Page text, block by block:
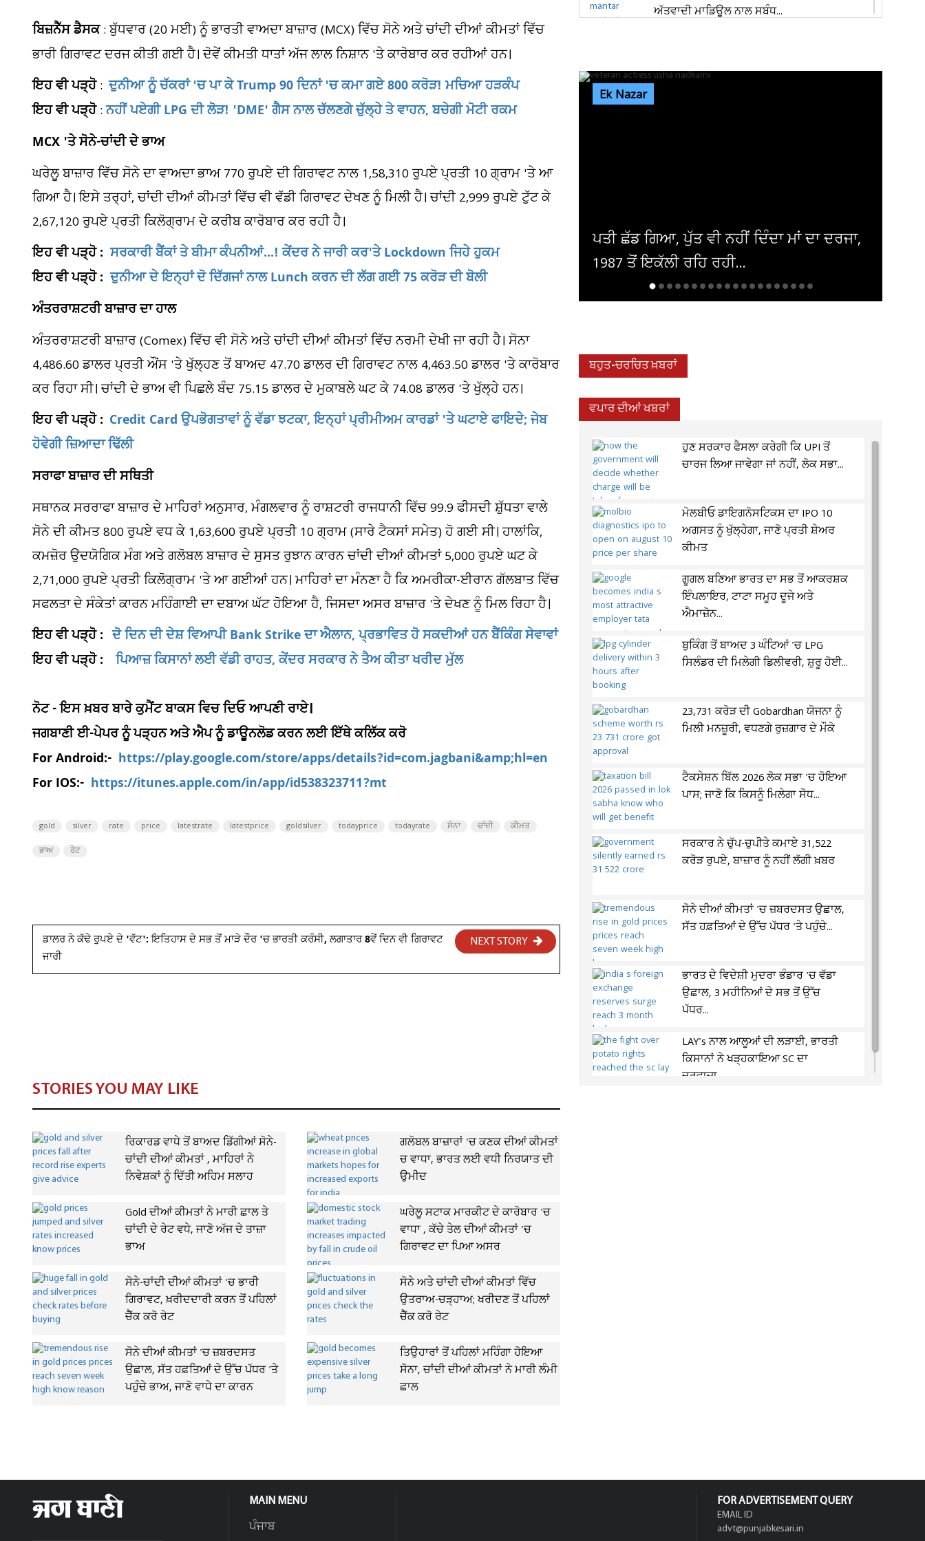
ਬਿਜ਼ਨੈੱਸ ਡੈਸਕ: ਬੁੱਧਵਾਰ (20 ਮਈ) ਨੂੰ ਭਾਰਤੀ ਵਾਅਦਾ ਬਾਜ਼ਾਰ (MCX) ਵਿੱਚ ਸੋਨੇ ਅਤੇ ਚਾਂਦੀ ਦੀਆਂ ਕੀਮਤਾਂ ਵਿੱਚ
ਭਾਰੀ ਗਿਰਾਵਟ ਦਰਜ ਕੀਤੀ ਗਈ ਹੈ। ਦੋਵੇਂ ਕੀਮਤੀ ਧਾਤਾਂ ਅੱਜ ਲਾਲ ਨਿਸ਼ਾਨ 'ਤੇ ਕਾਰੋਬਾਰ ਕਰ ਰਹੀਆਂ ਹਨ।
ਇਹ ਵੀ ਪੜ੍ਹੋ:ਦੁਨੀਆ ਨੂੰ ਚੱਕਰਾਂ 'ਚ ਪਾ ਕੇ Trump 90 ਦਿਨਾਂ 'ਚ ਕਮਾ ਗਏ 800 ਕਰੋੜ! ਮਚਿਆ ਹੜਕੰਪ
ਇਹ ਵੀ ਪੜ੍ਹੋ:ਨਹੀਂ ਪਏਗੀ LPG ਦੀ ਲੋੜ! 'DME' ਗੈਸ ਨਾਲ ਚੱਲਣਗੇ ਚੁੱਲ੍ਹੇ ਤੇ ਵਾਹਨ, ਬਚੇਗੀ ਮੋਟੀ ਰਕਮ
MCX 'ਤੇ ਸੋਨੇ-ਚਾਂਦੀ ਦੇ ਭਾਅ
ਘਰੇਲੂ ਬਾਜ਼ਾਰ ਵਿੱਚ ਸੋਨੇ ਦਾ ਵਾਅਦਾ ਭਾਅ 770 ਰੁਪਏ ਦੀ ਗਿਰਾਵਟ ਨਾਲ 1,58,310 ਰੁਪਏ ਪ੍ਰਤੀ 10 ਗ੍ਰਾਮ 'ਤੇ ਆ
ਗਿਆ ਹੈ। ਇਸੇ ਤਰ੍ਹਾਂ, ਚਾਂਦੀ ਦੀਆਂ ਕੀਮਤਾਂ ਵਿੱਚ ਵੀ ਵੱਡੀ ਗਿਰਾਵਟ ਦੇਖਣ ਨੂੰ ਮਿਲੀ ਹੈ। ਚਾਂਦੀ 2,999 ਰੁਪਏ ਟੁੱਟ ਕੇ
2,67,120 ਰੁਪਏ ਪ੍ਰਤੀ ਕਿਲੋਗ੍ਰਾਮ ਦੇ ਕਰੀਬ ਕਾਰੋਬਾਰ ਕਰ ਰਹੀ ਹੈ।
ਇਹ ਵੀ ਪੜ੍ਹੋ :ਸਰਕਾਰੀ ਬੈਂਕਾਂ ਤੇ ਬੀਮਾ ਕੰਪਨੀਆਂ...! ਕੇਂਦਰ ਨੇ ਜਾਰੀ ਕਰ'ਤੇ Lockdown ਜਿਹੇ ਹੁਕਮ
ਇਹ ਵੀ ਪੜ੍ਹੋ :ਦੁਨੀਆ ਦੇ ਇਨ੍ਹਾਂ ਦੋ ਦਿੱਗਜਾਂ ਨਾਲ Lunch ਕਰਨ ਦੀ ਲੱਗ ਗਈ 75 ਕਰੋੜ ਦੀ ਬੋਲੀ
ਅੰਤਰਰਾਸ਼ਟਰੀ ਬਾਜ਼ਾਰ ਦਾ ਹਾਲ
ਅੰਤਰਰਾਸ਼ਟਰੀ ਬਾਜ਼ਾਰ (Comex) ਵਿੱਚ ਵੀ ਸੋਨੇ ਅਤੇ ਚਾਂਦੀ ਦੀਆਂ ਕੀਮਤਾਂ ਵਿੱਚ ਨਰਮੀ ਦੇਖੀ ਜਾ ਰਹੀ ਹੈ। ਸੋਨਾ
4,486.60 ਡਾਲਰ ਪ੍ਰਤੀ ਔਂਸ 'ਤੇ ਖੁੱਲ੍ਹਣ ਤੋਂ ਬਾਅਦ 47.70 ਡਾਲਰ ਦੀ ਗਿਰਾਵਟ ਨਾਲ 4,463.50 ਡਾਲਰ 'ਤੇ ਕਾਰੋਬਾਰ
ਕਰ ਰਿਹਾ ਸੀ। ਚਾਂਦੀ ਦੇ ਭਾਅ ਵੀ ਪਿਛਲੇ ਬੰਦ 75.15 ਡਾਲਰ ਦੇ ਮੁਕਾਬਲੇ ਘਟ ਕੇ 74.08 ਡਾਲਰ 'ਤੇ ਖੁੱਲ੍ਹੇ ਹਨ।
ਇਹ ਵੀ ਪੜ੍ਹੋ : Credit Card ਉਪਭੋਗਤਾਵਾਂ ਨੂੰ ਵੱਡਾ ਝਟਕਾ, ਇਨ੍ਹਾਂ ਪ੍ਰੀਮੀਅਮ ਕਾਰਡਾਂ 'ਤੇ ਘਟਾਏ ਫਾਇਦੇ; ਜੇਬ
ਹੋਵੇਗੀ ਜ਼ਿਆਦਾ ਢਿੱਲੀ
ਸਰਾਫਾ ਬਾਜ਼ਾਰ ਦੀ ਸਥਿਤੀ
ਸਥਾਨਕ ਸਰਰਾਫਾ ਬਾਜ਼ਾਰ ਦੇ ਮਾਹਿਰਾਂ ਅਨੁਸਾਰ, ਮੰਗਲਵਾਰ ਨੂੰ ਰਾਸ਼ਟਰੀ ਰਾਜਧਾਨੀ ਵਿੱਚ 99.9 ਫੀਸਦੀ ਸ਼ੁੱਧਤਾ ਵਾਲੇ
ਸੋਨੇ ਦੀ ਕੀਮਤ 800 ਰੁਪਏ ਵਧ ਕੇ 1,63,600 ਰੁਪਏ ਪ੍ਰਤੀ 10 ਗ੍ਰਾਮ (ਸਾਰੇ ਟੈਕਸਾਂ ਸਮੇਤ) ਹੋ ਗਈ ਸੀ। ਹਾਲਾਂਕਿ,
ਕਮਜ਼ੋਰ ਉਦਯੋਗਿਕ ਮੰਗ ਅਤੇ ਗਲੋਬਲ ਬਾਜ਼ਾਰ ਦੇ ਸੁਸਤ ਰੁਝਾਨ ਕਾਰਨ ਚਾਂਦੀ ਦੀਆਂ ਕੀਮਤਾਂ 5,000 ਰੁਪਏ ਘਟ ਕੇ
2,71,000 ਰੁਪਏ ਪ੍ਰਤੀ ਕਿਲੋਗ੍ਰਾਮ 'ਤੇ ਆ ਗਈਆਂ ਹਨ। ਮਾਹਿਰਾਂ ਦਾ ਮੰਨਣਾ ਹੈ ਕਿ ਅਮਰੀਕਾ-ਈਰਾਨ ਗੱਲਬਾਤ ਵਿੱਚ
ਸਫਲਤਾ ਦੇ ਸੰਕੇਤਾਂ ਕਾਰਨ ਮਹਿੰਗਾਈ ਦਾ ਦਬਾਅ ਘੱਟ ਹੋਇਆ ਹੈ, ਜਿਸਦਾ ਅਸਰ ਬਾਜ਼ਾਰ 'ਤੇ ਦੇਖਣ ਨੂੰ ਮਿਲ ਰਿਹਾ ਹੈ।
ਇਹ ਵੀ ਪੜ੍ਹੋ : ਦੋ ਦਿਨ ਦੀ ਦੇਸ਼ ਵਿਆਪੀ Bank Strike ਦਾ ਐਲਾਨ, ਪ੍ਰਭਾਵਿਤ ਹੋ ਸਕਦੀਆਂ ਹਨ ਬੈਂਕਿੰਗ ਸੇਵਾਵਾਂ
ਇਹ ਵੀ ਪੜ੍ਹੋ :
ਪਿਆਜ਼ ਕਿਸਾਨਾਂ ਲਈ ਵੱਡੀ ਰਾਹਤ, ਕੇਂਦਰ ਸਰਕਾਰ ਨੇ ਤੈਅ ਕੀਤਾ ਖਰੀਦ ਮੁੱਲ
ਨੋਟ - ਇਸ ਖ਼ਬਰ ਬਾਰੇ ਕੁਮੈਂਟ ਬਾਕਸ ਵਿਚ ਦਿਓ ਆਪਣੀ ਰਾਏ।
ਜਗਬਾਣੀ ਈ-ਪੇਪਰ ਨੂੰ ਪੜ੍ਹਨ ਅਤੇ ਐਪ ਨੂੰ ਡਾਊਨਲੋਡ ਕਰਨ ਲਈ ਇੱਥੇ ਕਲਿੱਕ ਕਰੋ
For Android:- https://play.google.com/store/apps/details?id=com.jagbani&amp;hl=en
For IOS:- https://itunes.apple.com/in/app/id538323711?mt
gold silver rate price latestrate latestprice goldsilver todayprice todayrate ਸੋਨਾ ਚਾਂਦੀ ਕੀਮਤ
ਭਾਅ ਰੇਟ
ਡਾਲਰ ਨੇ ਕੱਢੇ ਰੁਪਏ ਦੇ 'ਵੱਟ': ਇਤਿਹਾਸ ਦੇ ਸਭ ਤੋਂ ਮਾੜੇ ਦੌਰ 'ਚ ਭਾਰਤੀ ਕਰੰਸੀ, ਲਗਾਤਾਰ 8ਵੇਂ ਦਿਨ ਵੀ ਗਿਰਾਵਟ
ਜਾਰੀ
NEXT STORY
STORIES YOU MAY LIKE
ਰਿਕਾਰਡ ਵਾਧੇ ਤੋਂ ਬਾਅਦ ਡਿੱਗੀਆਂ ਸੋਨੇ-
ਚਾਂਦੀ ਦੀਆਂ ਕੀਮਤਾਂ , ਮਾਹਿਰਾਂ ਨੇ
ਨਿਵੇਸ਼ਕਾਂ ਨੂੰ ਦਿੱਤੀ ਅਹਿਮ ਸਲਾਹ
ਗਲੋਬਲ ਬਾਜ਼ਾਰਾਂ 'ਚ ਕਣਕ ਦੀਆਂ ਕੀਮਤਾਂ
ਚ ਵਾਧਾ, ਭਾਰਤ ਲਈ ਵਧੀ ਨਿਰਯਾਤ ਦੀ
ਉਮੀਦ
Gold ਦੀਆਂ ਕੀਮਤਾਂ ਨੇ ਮਾਰੀ ਛਾਲ ਤੇ
ਚਾਂਦੀ ਦੇ ਰੇਟ ਵਧੇ, ਜਾਣੋ ਅੱਜ ਦੇ ਤਾਜ਼ਾ
ਭਾਅ
ਘਰੇਲੂ ਸਟਾਕ ਮਾਰਕੀਟ ਦੇ ਕਾਰੋਬਾਰ 'ਚ
ਵਾਧਾ , ਕੱਚੇ ਤੇਲ ਦੀਆਂ ਕੀਮਤਾਂ 'ਚ
ਗਿਰਾਵਟ ਦਾ ਪਿਆ ਅਸਰ
ਸੋਨੇ-ਚਾਂਦੀ ਦੀਆਂ ਕੀਮਤਾਂ 'ਚ ਭਾਰੀ
ਗਿਰਾਵਟ, ਖ਼ਰੀਦਦਾਰੀ ਕਰਨ ਤੋਂ ਪਹਿਲਾਂ
ਚੈੱਕ ਕਰੋ ਰੇਟ
ਸੋਨੇ ਅਤੇ ਚਾਂਦੀ ਦੀਆਂ ਕੀਮਤਾਂ ਵਿੱਚ
ਉਤਰਾਅ-ਚੜ੍ਹਾਅ; ਖਰੀਦਣ ਤੋਂ ਪਹਿਲਾਂ
ਚੈੱਕ ਕਰੋ ਰੇਟ
ਸੋਨੇ ਦੀਆਂ ਕੀਮਤਾਂ 'ਚ ਜ਼ਬਰਦਸਤ
ਉਛਾਲ, ਸੱਤ ਹਫ਼ਤਿਆਂ ਦੇ ਉੱਚ ਪੱਧਰ 'ਤੇ
ਪਹੁੰਚੇ ਭਾਅ, ਜਾਣੋ ਵਾਧੇ ਦਾ ਕਾਰਨ
ਤਿਉਹਾਰਾਂ ਤੋਂ ਪਹਿਲਾਂ ਮਹਿੰਗਾ ਹੋਇਆ
ਸੋਨਾ, ਚਾਂਦੀ ਦੀਆਂ ਕੀਮਤਾਂ ਨੇ ਮਾਰੀ ਲੰਮੀ
ਛਾਲ
ਅੱਤਵਾਦੀ ਮਾਡਿਊਲ ਨਾਲ ਸਬੰਧ...
Ek Nazar
ਪਤੀ ਛੱਡ ਗਿਆ, ਪੁੱਤ ਵੀ ਨਹੀਂ ਦਿੰਦਾ ਮਾਂ ਦਾ ਦਰਜਾ,
1987 ਤੋਂ ਇਕੱਲੀ ਰਹਿ ਰਹੀ...
ਕੈਨੇਡਾ 'ਚ ਲੁਟੇਰੇ ਨੇ ਪੰਜਾਬੀ ਕਾਰੋਬਾਰੀ ਦਾ ਕਰ'ਤਾ
ਕਤਲ
ਬਹੁਤ-ਚਰਚਿਤ ਖ਼ਬਰਾਂ
ਵਪਾਰ ਦੀਆਂ ਖਬਰਾਂ
ਹੁਣ ਸਰਕਾਰ ਫੈਸਲਾ ਕਰੇਗੀ ਕਿ UPI ਤੋਂ
ਚਾਰਜ ਲਿਆ ਜਾਵੇਗਾ ਜਾਂ ਨਹੀਂ, ਲੋਕ ਸਭਾ...
ਮੋਲਬੀਓ ਡਾਇਗਨੋਸਟਿਕਸ ਦਾ IPO 10
ਅਗਸਤ ਨੂੰ ਖੁੱਲ੍ਹੇਗਾ, ਜਾਣੋ ਪ੍ਰਤੀ ਸ਼ੇਅਰ
ਕੀਮਤ
ਗੂਗਲ ਬਣਿਆ ਭਾਰਤ ਦਾ ਸਭ ਤੋਂ ਆਕਰਸ਼ਕ
ਇੰਪਲਾਇਰ, ਟਾਟਾ ਸਮੂਹ ਦੂਜੇ ਅਤੇ
ਐਮਾਜ਼ੋਨ...
ਬੁਕਿੰਗ ਤੋਂ ਬਾਅਦ 3 ਘੰਟਿਆਂ 'ਚ LPG
ਸਿਲੰਡਰ ਦੀ ਮਿਲੇਗੀ ਡਿਲੀਵਰੀ, ਸ਼ੁਰੂ ਹੋਈ...
23,731 ਕਰੋੜ ਦੀ Gobardhan ਯੋਜਨਾ ਨੂੰ
ਮਿਲੀ ਮਨਜ਼ੂਰੀ, ਵਧਣਗੇ ਰੁਜ਼ਗਾਰ ਦੇ ਮੌਕੇ
ਟੈਕਸੇਸ਼ਨ ਬਿੱਲ 2026 ਲੋਕ ਸਭਾ 'ਚ ਹੋਇਆ
ਪਾਸ; ਜਾਣੋ ਕਿ ਕਿਸਨੂੰ ਮਿਲੇਗਾ ਸੋਧ...
ਸਰਕਾਰ ਨੇ ਚੁੱਪ-ਚੁਪੀਤੇ ਕਮਾਏ 31,522
ਕਰੋੜ ਰੁਪਏ, ਬਾਜ਼ਾਰ ਨੂੰ ਨਹੀਂ ਲੱਗੀ ਖ਼ਬਰ
ਸੋਨੇ ਦੀਆਂ ਕੀਮਤਾਂ 'ਚ ਜ਼ਬਰਦਸਤ ਉਛਾਲ,
ਸੱਤ ਹਫ਼ਤਿਆਂ ਦੇ ਉੱਚ ਪੱਧਰ 'ਤੇ ਪਹੁੰਚੇ...
ਭਾਰਤ ਦੇ ਵਿਦੇਸ਼ੀ ਮੁਦਰਾ ਭੰਡਾਰ 'ਚ ਵੱਡਾ
ਉਛਾਲ, 3 ਮਹੀਨਿਆਂ ਦੇ ਸਭ ਤੋਂ ਉੱਚ
ਪੱਧਰ...
LAY's ਨਾਲ ਆਲੂਆਂ ਦੀ ਲੜਾਈ, ਭਾਰਤੀ
ਕਿਸਾਨਾਂ ਨੇ ਖੜ੍ਹਕਾਇਆ SC ਦਾ
ਦਰਵਾਜ਼ਾ,...
MAIN MENU
ਪੰਜਾਬ
FOR ADVERTISEMENT QUERY
EMAIL ID
advt@punjabkesari.in